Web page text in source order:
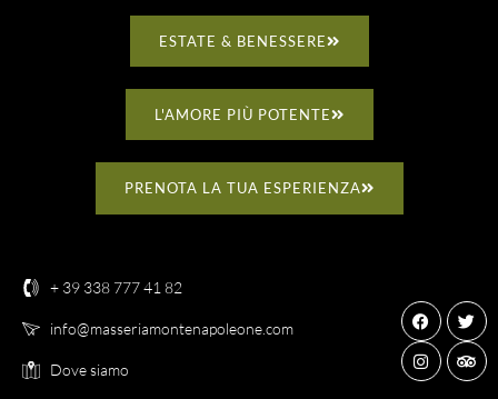
ESTATE & BENESSERE
L'AMORE PIÙ POTENTE
PRENOTA LA TUA ESPERIENZA
+ 39 338 777 41 82
info@masseriamontenapoleone.com
Dove siamo